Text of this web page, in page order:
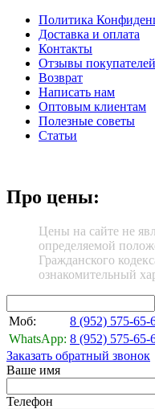
Политика
Доставка и оплата
Контакты
Отзывы покупателей
Возврат
Написать нам
Оптовым клиентам
Полезные советы
Статьи
Про цены:
Цены на сайте не
определяемой
Гражданского
ознакомительный
Моб: 8 (952) 575-65-
WhatsApp: 8 (952) 575-65-
Заказать обратный звонок
Ваше имя
Телефон